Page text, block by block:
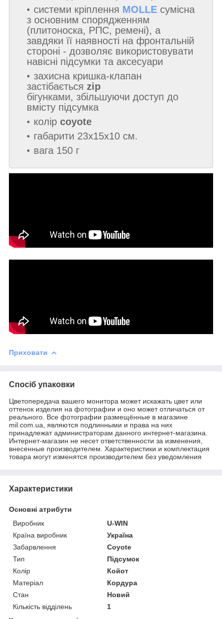
системи кріплення MOLLE сумісна
з основним спорядженням
(плитоноска, РПС, ремені), а
завдяки її наявності на фронтальній
стороні - дозволяє використовувати
навісні підсумки та аксесуари
захисна кришка-клапан
застібається zip
бігунками, збільшуючи доступ до
вмісту підсумка
колір coyote
габарити 23x15x10 см.
вага 150 г
Приховати
Спосіб упаковки
Цветопередача вашего монитора может искажать цвет или
оттенок изделия на фотографии и оно может отличаться от
реального. Все фотографии размещённые в магазине
mil.com.ua, являются подлинными и права на них
принадлежат администраторам данного интернет-магазина.
Интернет-магазин не несет ответственности за изменения,
внесенные производителем. Характеристики и комплектация
товара могут изменятся производителем без уведомления
Характеристики
Основні атрибути
Виробник
U-WIN
Країна виробник
Україна
Забарвлення
Coyote
Тип
Підсумок
Колір
Койот
Матеріал
Кордура
Стан
Новий
Кількість відділень
1